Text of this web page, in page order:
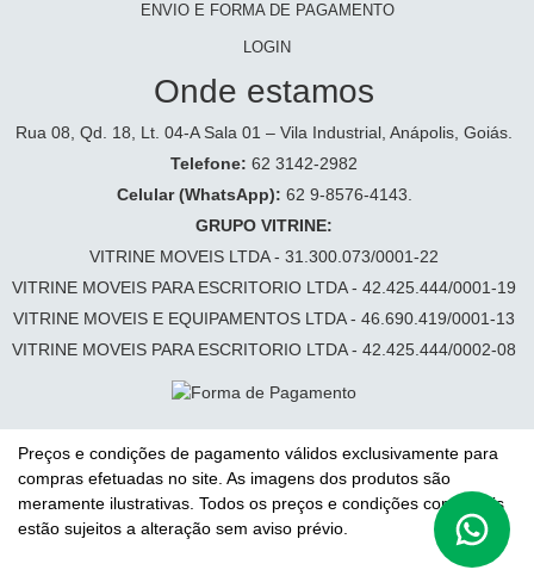
ENVIO E FORMA DE PAGAMENTO
LOGIN
Onde estamos
Rua 08, Qd. 18, Lt. 04-A Sala 01 – Vila Industrial, Anápolis, Goiás.
Telefone: 62 3142-2982
Celular (WhatsApp): 62 9-8576-4143.
GRUPO VITRINE:
VITRINE MOVEIS LTDA - 31.300.073/0001-22
VITRINE MOVEIS PARA ESCRITORIO LTDA - 42.425.444/0001-19
VITRINE MOVEIS E EQUIPAMENTOS LTDA - 46.690.419/0001-13
VITRINE MOVEIS PARA ESCRITORIO LTDA - 42.425.444/0002-08
Preços e condições de pagamento válidos exclusivamente para
compras efetuadas no site. As imagens dos produtos são
meramente ilustrativas. Todos os preços e condições comerciais
estão sujeitos a alteração sem aviso prévio.